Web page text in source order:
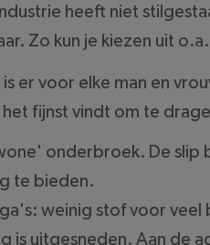
heeft niet
Zo kun je kiezen uit
er voor elke man en
fijnst vindt om te
onderbroek. De slip
te bieden.
weinig stof voor
is uitgesneden. Aan de